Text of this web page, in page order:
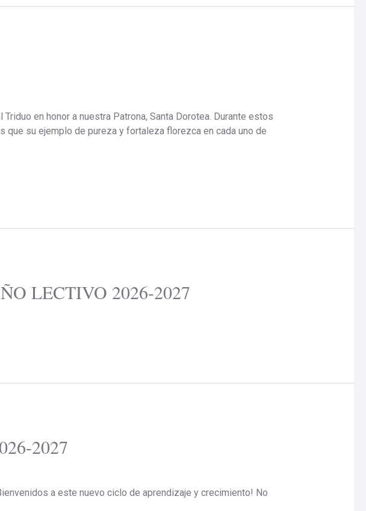
en honor a nuestra Patrona, Santa Dorotea. Durante estos
su ejemplo de pureza y fortaleza florezca en cada uno de
LECTIVO 2026-2027
2027
a este nuevo ciclo de aprendizaje y crecimiento! No